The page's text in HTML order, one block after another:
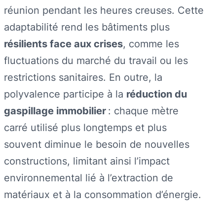
réunion pendant les heures creuses. Cette
adaptabilité rend les bâtiments plus
résilients face aux crises, comme les
fluctuations du marché du travail ou les
restrictions sanitaires. En outre, la
polyvalence participe à la réduction du
gaspillage immobilier : chaque mètre
carré utilisé plus longtemps et plus
souvent diminue le besoin de nouvelles
constructions, limitant ainsi l’impact
environnemental lié à l’extraction de
matériaux et à la consommation d’énergie.